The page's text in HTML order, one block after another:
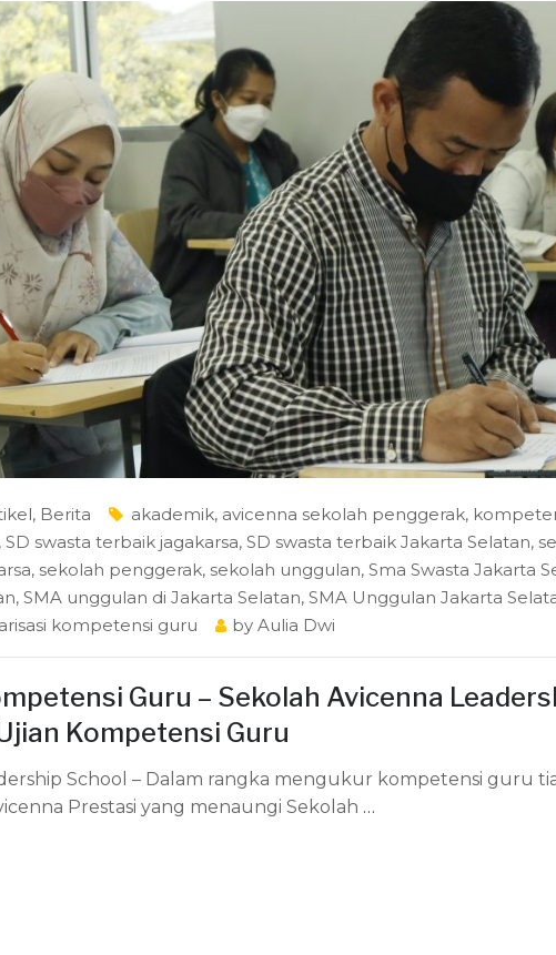
, Berita akademik, avicenna sekolah penggerak,
, SD swasta terbaik jagakarsa, SD swasta terbaik Jakarta Selatan,
, sekolah penggerak, sekolah unggulan, Sma Swasta Jakarta
, SMA unggulan di Jakarta Selatan, SMA Unggulan Jakarta
kompetensi guru by Aulia Dwi
Guru – Sekolah Avicenna
Kompetensi Guru
School – Dalam rangka mengukur kompetensi guru
Prestasi yang menaungi Sekolah …